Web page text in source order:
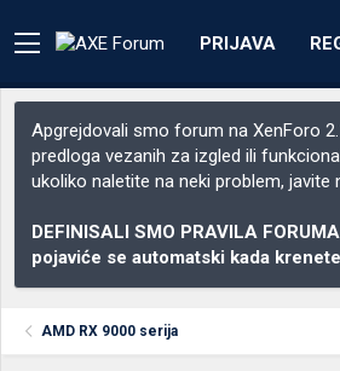
PRIJAVA
Apgrejdovali smo forum na XenForo
predloga vezanih za izgled ili
ukoliko naletite na neki problem, javite
DEFINISALI SMO PRAVILA
pojaviće se automatski kada
AMD RX 9000 serija